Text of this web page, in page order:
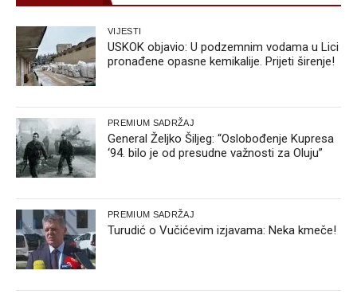
VIJESTI
USKOK objavio: U podzemnim vodama u Lici
pronađene opasne kemikalije. Prijeti širenje!
PREMIUM SADRŽAJ
General Željko Šiljeg: “Oslobođenje Kupresa
‘94. bilo je od presudne važnosti za Oluju”
PREMIUM SADRŽAJ
Turudić o Vučićevim izjavama: Neka kmeče!